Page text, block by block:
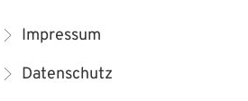
Impressum
Datenschutz